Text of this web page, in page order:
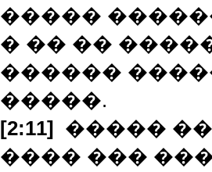
�����
� �� ��
������
�����.
[2:11] �����
���� ���